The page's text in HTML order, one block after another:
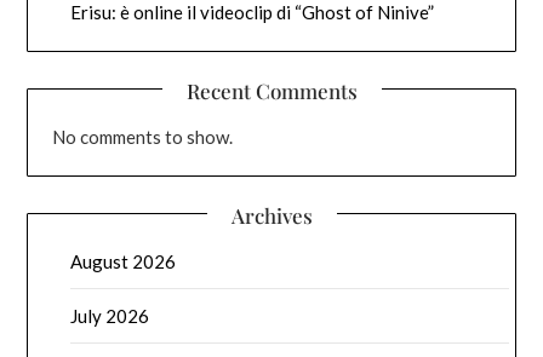
Erisu: è online il videoclip di “Ghost of Ninive”
Recent Comments
No comments to show.
Archives
August 2026
July 2026